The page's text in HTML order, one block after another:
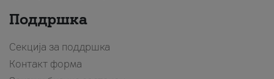
Поддршка
Секција за поддршка
Контакт форма